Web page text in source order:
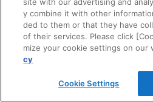
シミュレーションツール
24時間換気システム〈エアスマ
簡易設計見積ソフト
R&Dセンター環境測定・分析サー
y combine it with other
ded to them or that they have
of their services. Please click
mize your cookie settings on our
cy
Cookie Settings